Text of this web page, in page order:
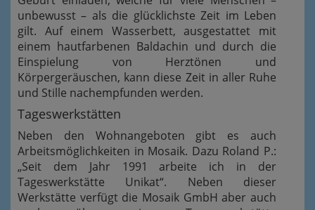
unbewusst – als die glücklichste Zeit im Leben
gilt. Auf einem Wasserbett, ausgestattet mit
einem hautfarbenen Baldachin und durch die
Einspielung von Herztönen und
Körpergeräuschen, kann diese Zeit in aller Ruhe
und Stille nachempfunden werden.
Tageswerkstätten
Neben den Wohnangeboten gibt es auch
Arbeitsmöglichkeiten in Mosaik. Dazu Roland P.:
„Seit dem Jahr 1991 arbeite ich in der
Tageswerkstätte Unikat“. Neben dieser
Werkstätte verfügt die Mosaik GmbH aber auch